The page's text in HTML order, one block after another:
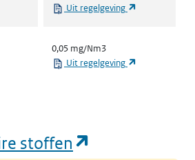
Uit regelgeving
0,05 mg/Nm3
Uit regelgeving
stoffen